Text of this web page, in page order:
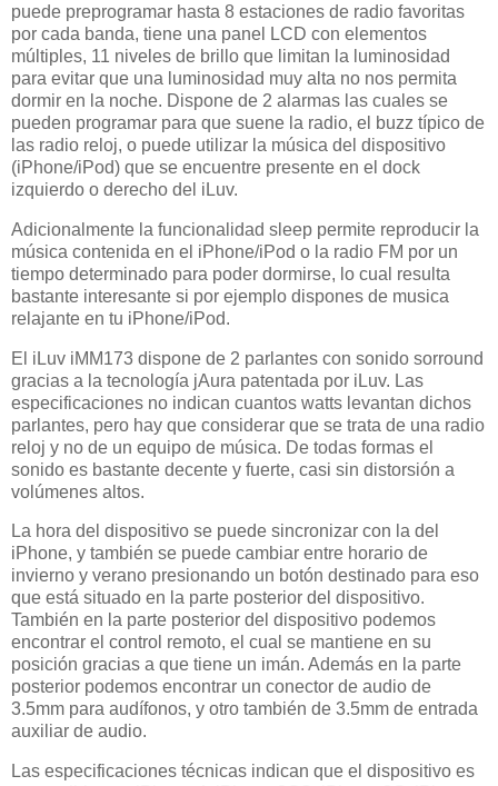
puede preprogramar hasta 8 estaciones de radio favoritas
por cada banda, tiene una panel LCD con elementos
múltiples, 11 niveles de brillo que limitan la luminosidad
para evitar que una luminosidad muy alta no nos permita
dormir en la noche. Dispone de 2 alarmas las cuales se
pueden programar para que suene la radio, el buzz típico de
las radio reloj, o puede utilizar la música del dispositivo
(iPhone/iPod) que se encuentre presente en el dock
izquierdo o derecho del iLuv.
Adicionalmente la funcionalidad sleep permite reproducir la
música contenida en el iPhone/iPod o la radio FM por un
tiempo determinado para poder dormirse, lo cual resulta
bastante interesante si por ejemplo dispones de musica
relajante en tu iPhone/iPod.
El iLuv iMM173 dispone de 2 parlantes con sonido sorround
gracias a la tecnología jAura patentada por iLuv. Las
especificaciones no indican cuantos watts levantan dichos
parlantes, pero hay que considerar que se trata de una radio
reloj y no de un equipo de música. De todas formas el
sonido es bastante decente y fuerte, casi sin distorsión a
volúmenes altos.
La hora del dispositivo se puede sincronizar con la del
iPhone, y también se puede cambiar entre horario de
invierno y verano presionando un botón destinado para eso
que está situado en la parte posterior del dispositivo.
También en la parte posterior del dispositivo podemos
encontrar el control remoto, el cual se mantiene en su
posición gracias a que tiene un imán. Además en la parte
posterior podemos encontrar un conector de audio de
3.5mm para audífonos, y otro también de 3.5mm de entrada
auxiliar de audio.
Las especificaciones técnicas indican que el dispositivo es